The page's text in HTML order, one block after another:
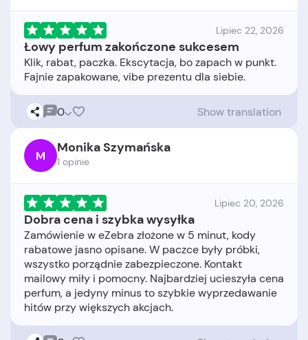
Lipiec 22, 2026
Łowy perfum zakończone sukcesem
Klik, rabat, paczka. Ekscytacja, bo zapach w punkt.
0 Show translation
M Monika Szymańska
1 opinie
Lipiec 20, 2026
Dobra cena i szybka wysyłka
Zamówienie w eZebra złożone w 5 minut, kody
rabatowe jasno opisane. W paczce były próbki,
wszystko porządnie zabezpieczone. Kontakt
mailowy miły i pomocny. Najbardziej ucieszyła cena
perfum, a jedyny minus to szybkie wyprzedawanie